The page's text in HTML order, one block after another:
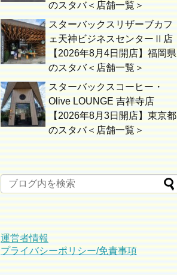
のスタバ＜店舗一覧＞
スターバックスリザーブカフ
ェ天神ビジネスセンターⅡ店
【2026年8月4日開店】福岡県
のスタバ＜店舗一覧＞
スターバックスコーヒー・
Olive LOUNGE 吉祥寺店
【2026年8月3日開店】東京都
のスタバ＜店舗一覧＞
運営者情報
プライバシーポリシー/免責事項